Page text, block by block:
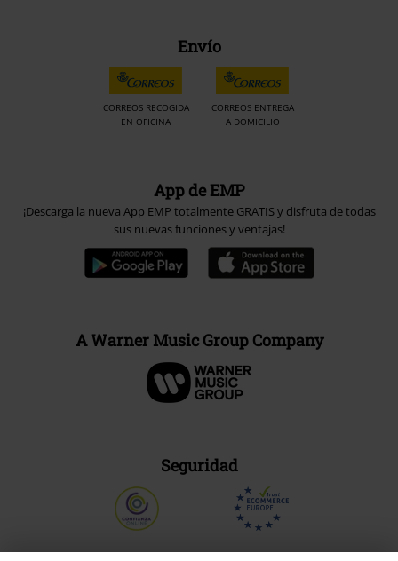
Envío
CORREOS RECOGIDA
EN OFICINA
CORREOS ENTREGA
A DOMICILIO
App de EMP
¡Descarga la nueva App EMP totalmente GRATIS y disfruta de todas
sus nuevas funciones y ventajas!
A Warner Music Group Company
Seguridad